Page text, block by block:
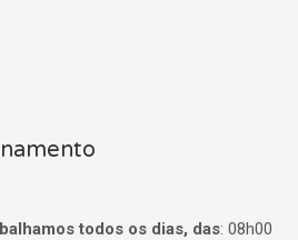
todos os dias, das: 08h00